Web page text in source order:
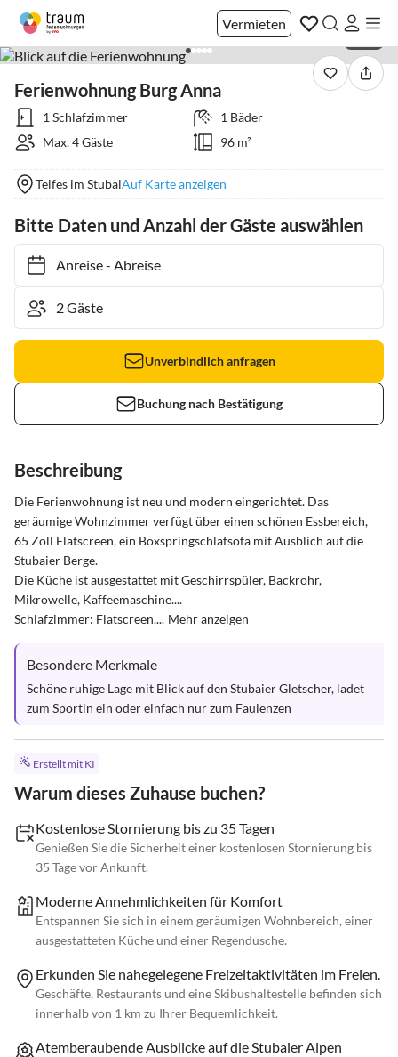
Vermieten
Ferienwohnung Burg Anna
1 Schlafzimmer
1 Bäder
Max. 4 Gäste
96 m²
Telfes im StubaiAuf Karte anzeigen
Bitte Daten und Anzahl der Gäste auswählen
Anreise- Abreise
Unverbindlich anfragen
Buchung nach Bestätigung
Beschreibung
Die Ferienwohnung ist neu und modern eingerichtet. Das
geräumige Wohnzimmer verfügt über einen schönen Essbereich,
65 Zoll Flatscreen, ein Boxspringschlafsofa mit Ausblich auf die
Stubaier Berge.
Die Küche ist ausgestattet mit Geschirrspüler, Backrohr,
Mikrowelle, Kaffeemaschine....
Schlafzimmer: Flatscreen,... Mehr anzeigen
Besondere Merkmale
Schöne ruhige Lage mit Blick auf den Stubaier Gletscher, ladet
zum Sportln ein oder einfach nur zum Faulenzen
Erstellt mit KI
Warum dieses Zuhause buchen?
Kostenlose Stornierung bis zu 35 Tagen
Genießen Sie die Sicherheit einer kostenlosen Stornierung bis
35 Tage vor Ankunft.
Moderne Annehmlichkeiten für Komfort
Entspannen Sie sich in einem geräumigen Wohnbereich, einer
ausgestatteten Küche und einer Regendusche.
Erkunden Sie nahegelegene Freizeitaktivitäten im Freien.
Geschäfte, Restaurants und eine Skibushaltestelle befinden sich
innerhalb von 1 km zu Ihrer Bequemlichkeit.
Atemberaubende Ausblicke auf die Stubaier Alpen